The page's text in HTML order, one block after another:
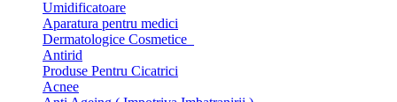
Umidificatoare
Aparatura pentru medici
Dermatologice Cosmetice
Antirid
Produse Pentru Cicatrici
Acnee